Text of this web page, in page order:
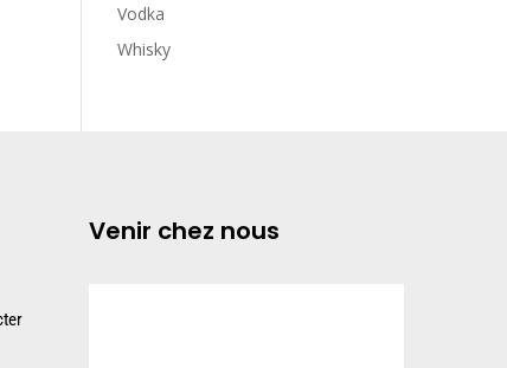
Vodka
Whisky
Venir chez nous